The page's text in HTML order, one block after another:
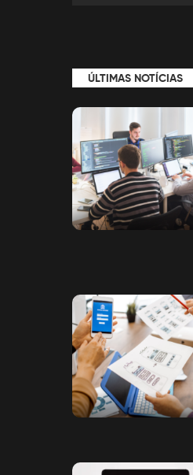
ÚLTIMAS NOTÍCIAS